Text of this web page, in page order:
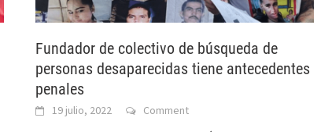
Fundador de colectivo de búsqueda de
personas desaparecidas tiene antecedentes
penales
19 julio, 2022 Comment